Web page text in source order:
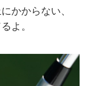
かからない、
よ。